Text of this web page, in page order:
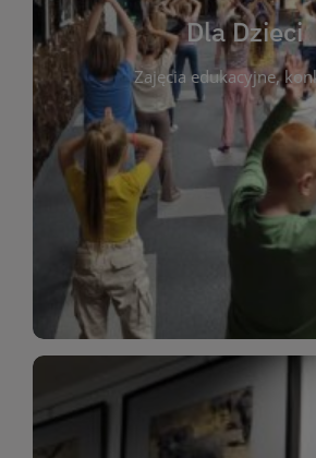
Dla Dzieci
Zajęcia edukacyjne,
Dla Dzieci
To miejsce stworzone z myślą o
czytelnikach i ich rodzicach.
informacje o zajęciach
plastycznych i spotkaniach z
dzieci. Biblioteka oferuje bogaty
opowiadań i lektur szkolnych, a
kącik do wspólnego czytania.
Wydarzenia